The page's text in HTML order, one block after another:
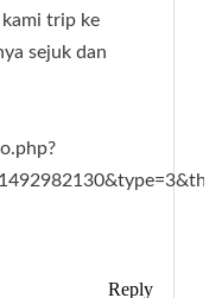
trip ke
sejuk dan
Reply